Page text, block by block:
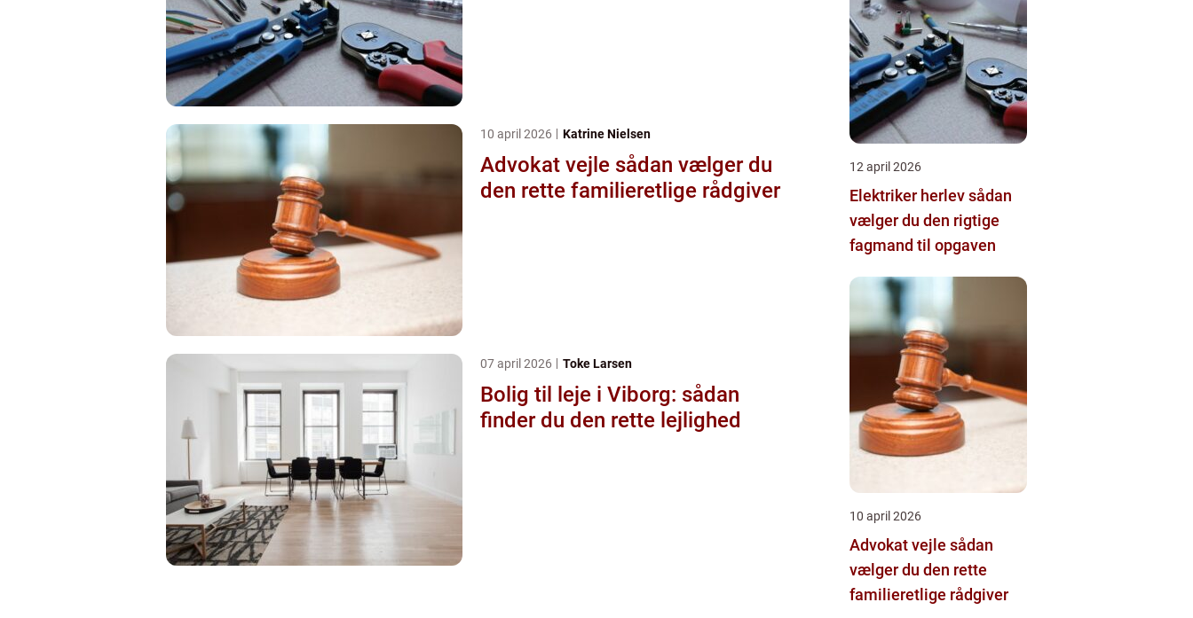
10 april 2026 Katrine Nielsen
Advokat vejle sådan vælger du
den rette familieretlige rådgiver
07 april 2026 Toke Larsen
Bolig til leje i Viborg: sådan
finder du den rette lejlighed
12 april 2026
Elektriker herlev sådan
vælger du den rigtige
fagmand til opgaven
10 april 2026
Advokat vejle sådan
vælger du den rette
familieretlige rådgiver